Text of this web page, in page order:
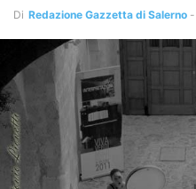
Di Redazione Gazzetta di Salerno -